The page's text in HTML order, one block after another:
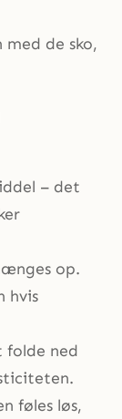
de sko,
– det
op.
hvis
folde ned
føles løs,